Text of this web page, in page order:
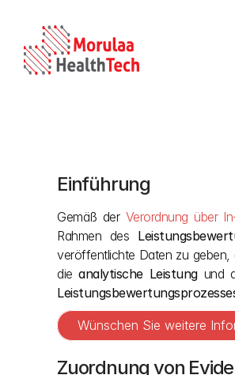
Einführung
Gemäß der Verordnung über
Rahmen des
veröffentlichte Daten zu
die analytische Leistung und
Wünschen Sie weitere
Zuordnung von